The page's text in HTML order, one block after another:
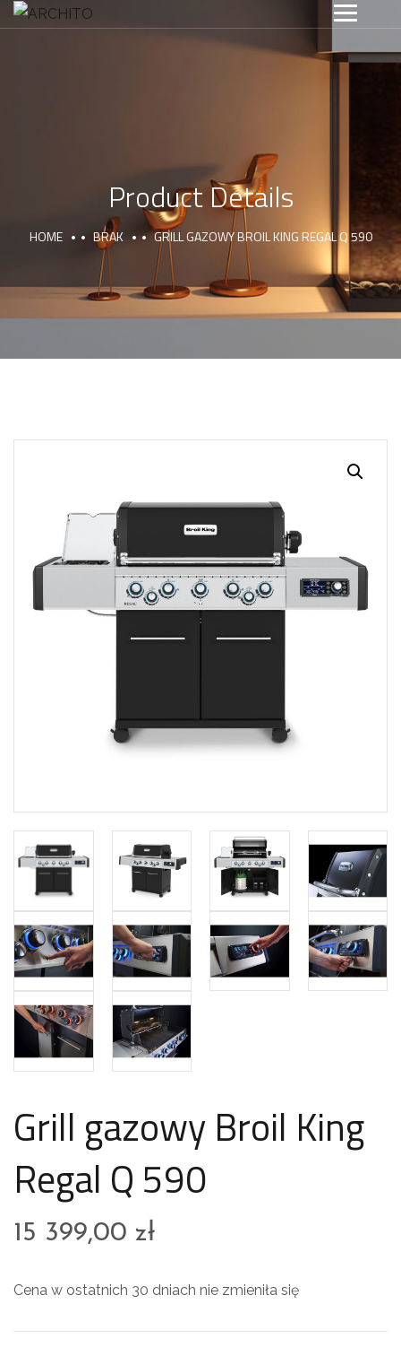
Product Details
HOME BRAK GRILL GAZOWY BROIL KING REGAL Q 590
Grill gazowy Broil King
Regal Q 590
15 399,00 zł
Cena w ostatnich 30 dniach nie zmieniła się